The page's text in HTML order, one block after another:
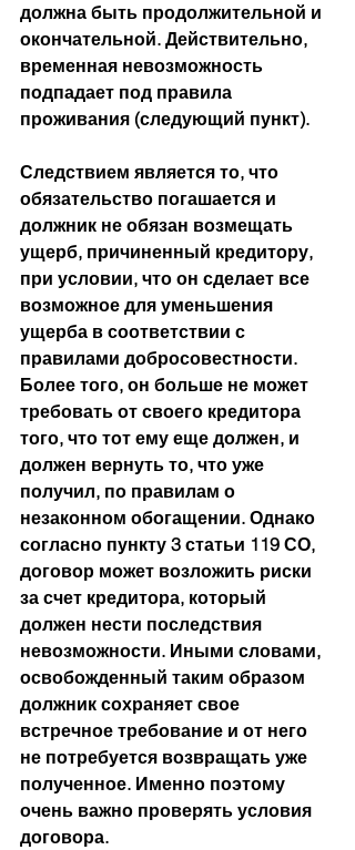
должна быть продолжительной и
окончательной. Действительно,
временная невозможность
подпадает под правила
проживания (следующий пункт).
Следствием является то, что
обязательство погашается и
должник не обязан возмещать
ущерб, причиненный кредитору,
при условии, что он сделает все
возможное для уменьшения
ущерба в соответствии с
правилами добросовестности.
Более того, он больше не может
требовать от своего кредитора
того, что тот ему еще должен, и
должен вернуть то, что уже
получил, по правилам о
незаконном обогащении. Однако
согласно пункту 3 статьи 119 СО,
договор может возложить риски
за счет кредитора, который
должен нести последствия
невозможности. Иными словами,
освобожденный таким образом
должник сохраняет свое
встречное требование и от него
не потребуется возвращать уже
полученное. Именно поэтому
очень важно проверять условия
договора.